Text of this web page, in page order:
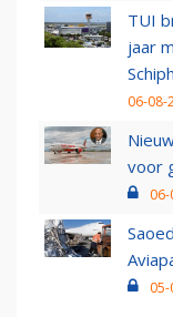
TUI
jaar
06-08-
voor